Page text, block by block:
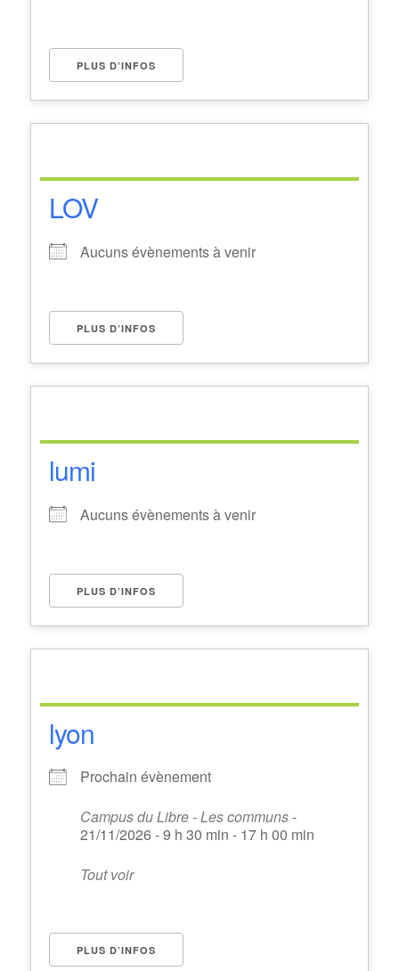
PLUS D’INFOS
LOV
Aucuns évènements à venir
PLUS D’INFOS
lumi
Aucuns évènements à venir
PLUS D’INFOS
lyon
Prochain évènement
Campus du Libre - Les communs-
21/11/2026 - 9 h 30 min - 17 h 00 min
Tout voir
PLUS D’INFOS